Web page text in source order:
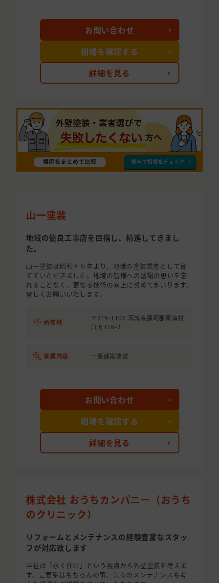
詳細を見る
お問い合わせ
相場を確認する
山一塗装
地域の優良工事店を目指し、精進してきまし
た。
山一塗装は昭和４６年より、地域の塗装業者として育
てていただきました。地域の皆様への感謝の思いを忘
れることなく、更なる技術の向上に努めてまいります。
宜しくお願いいたします。
所在地
〒319-1106 茨城県那珂郡東海村
白方116-2
事業内容 一般建築塗装
詳細を見る
お問い合わせ
相場を確認する
株式会社 おうちカンパニー（おうち
のクリニック）
リフォームとメンテナンスの経験豊富なスタッ
フが対応致します
当社は「永く住む」という視点から外壁塗装を考えま
す。ご要望はもちろんの事、先々のメンテナンスも考